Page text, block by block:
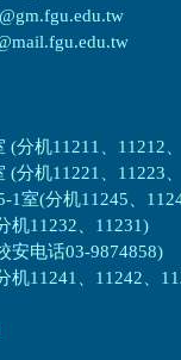
(分机11211、11212
(分机11221、11223
1室(分机11245、
机11232、11231)
安电话03-9874858)
机11241、11242、